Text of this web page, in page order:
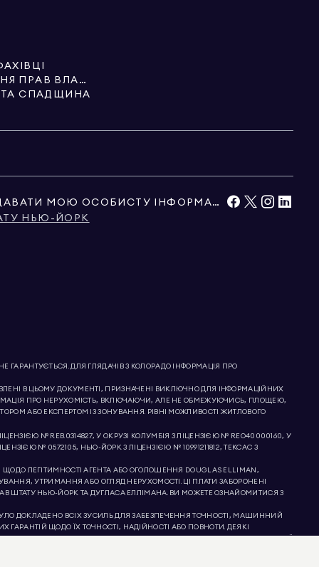
ПОСЛУГИ З ОФОРМЛЕННЯ ПРАВ ВЛАСНОСТІ
ТА СПАДЩИНА
НЕ ПРОДАВАТИ ТА НЕ ПЕРЕДАВАТИ МОЮ ОСОБИСТУ ІНФОРМАЦІЮ
НЬЮ-ЙОРК
ДЛЯ ГЛЯДАЧІВ З КОЛОРАДО ІНФОРМАЦІЯ ПРО
В ЦЬОМУ ДОКУМЕНТІ, ПРИЗНАЧЕНІ ВИКЛЮЧНО ДЛЯ ІНФОРМАЦІЙНИХ
ПРО НЕРУХОМІСТЬ, ВКЛЮЧАЮЧИ, АЛЕ НЕ ОБМЕЖУЮЧИСЬ, ПЛОЩЕЮ,
АБО ЕКСПЕРТОМ ІЗ ЗОНУВАННЯ. РІВНІ МОЖЛИВОСТІ ЖИТЛОВОГО
№ REB.0314827, У ОКРУЗІ КОЛУМБІЯ З ЛІЦЕНЗІЄЮ № REO40000160, У
№ 0572105, НЬЮ-ЙОРК З ЛІЦЕНЗІЄЮ № 10991211812, ТЕКСАС З
ЛЕГІТИМНОСТІ АГЕНТА АБО ОГОЛОШЕННЯ DOUGLAS ELLIMAN,
УТРИМАННЯ АБО ОГЛЯД НЕРУХОМОСТІ. ЦІ ПЛАТИ ЗАБОРОНЕНІ
ШТАТУ НЬЮ-ЙОРК ТА ДУГЛАСА ЕЛЛІМАНА. ВИ МОЖЕТЕ ОЗНАЙОМИТИСЯ З
ДОКЛАДЕНО ВСІХ ЗУСИЛЬ ДЛЯ ЗАБЕЗПЕЧЕННЯ ТОЧНОСТІ, МАШИННИЙ
ЩОДО ЇХ ТОЧНОСТІ, НАДІЙНОСТІ АБО ПОВНОТИ. ДЕЯКІ